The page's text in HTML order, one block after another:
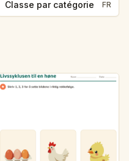
Classe par catégorie FR